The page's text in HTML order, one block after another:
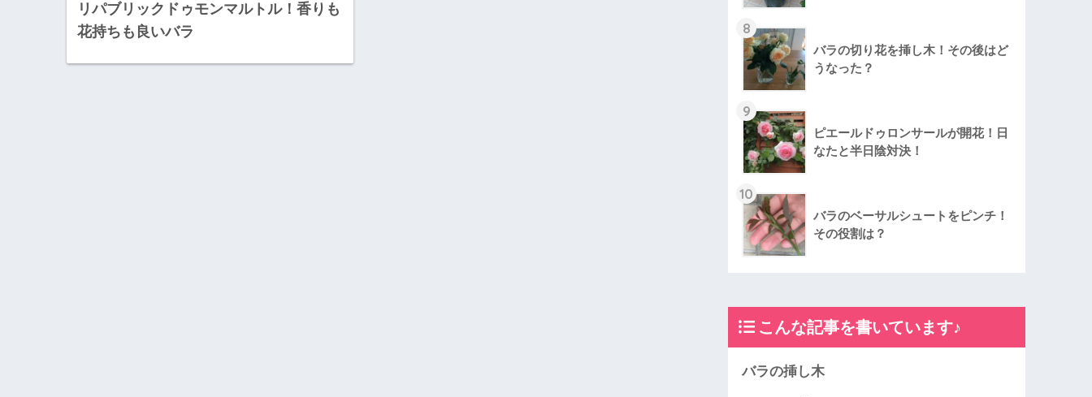
リパブリックドゥモンマルトル！香りも
花持ちも良いバラ
8
バラの切り花を挿し木！その後はど
うなった？
9
ピエールドゥロンサールが開花！日
なたと半日陰対決！
10
バラのベーサルシュートをピンチ！
その役割は？
こんな記事を書いています♪
バラの挿し木